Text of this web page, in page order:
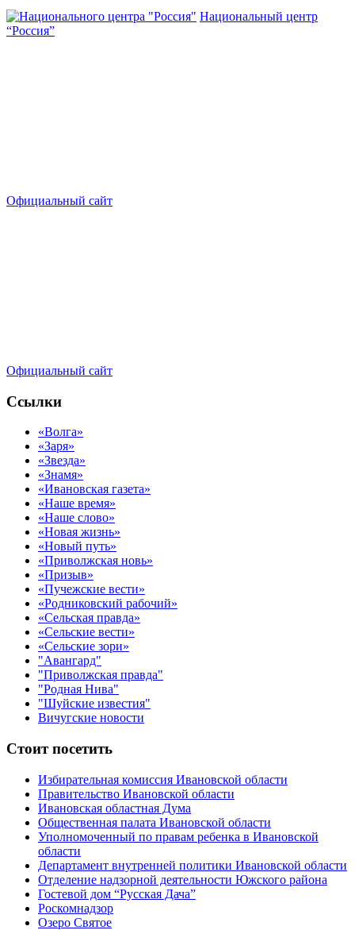
Национальный центр
“Россия”
Официальный сайт
Официальный сайт
Ссылки
«Волга»
«Заря»
«Звезда»
«Знамя»
«Ивановская газета»
«Наше время»
«Наше слово»
«Новая жизнь»
«Новый путь»
«Приволжская новь»
«Призыв»
«Пучежские вести»
«Родниковский рабочий»
«Сельская правда»
«Сельские вести»
«Сельские зори»
"Авангард"
"Приволжская правда"
"Родная Нива"
"Шуйские известия"
Вичугские новости
Стоит посетить
Избирательная комиссия Ивановской области
Правительство Ивановской области
Ивановская областная Дума
Общественная палата Ивановской области
Уполномоченный по правам ребенка в Ивановской
области
Департамент внутренней политики Ивановской области
Отделение надзорной деятельности Южского района
Гостевой дом “Русская Дача”
Роскомнадзор
Озеро Святое